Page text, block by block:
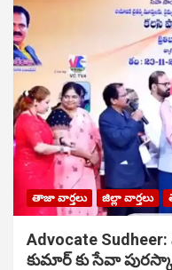
తాజా వార్తలు జిల్లా వార్తలు
Advocate
కుమార్ కు సేవా